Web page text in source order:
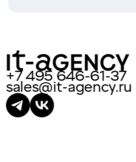
+7 495 646-61-37
sales@it-agency.ru